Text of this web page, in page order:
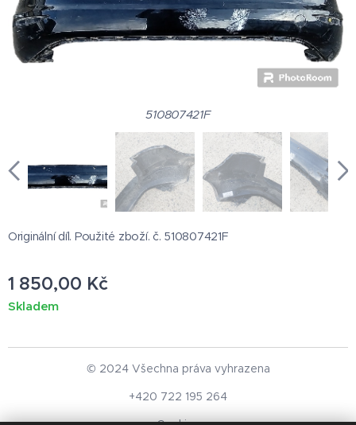
510807421F
Originální díl. Použité zboží. č. 510807421F
1 850,00 Kč
Skladem
© 2024 Všechna práva vyhrazena
+420 722 195 264